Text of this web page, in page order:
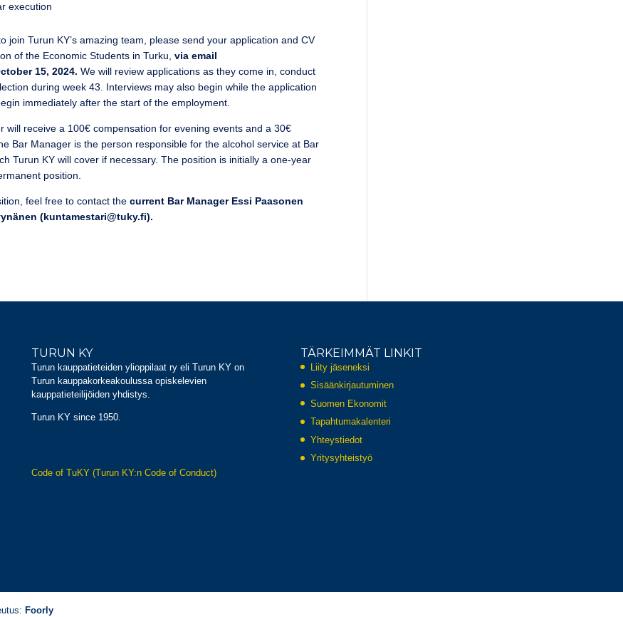
execution
join Turun KY’s amazing team, please send your application and CV
of the Economic Students in Turku,via email
15, 2024. We will review applications as they come in, conduct
during week 43. Interviews may also begin while the application
immediately after the start of the employment.
receive a 100€ compensation for evening events and a 30€
Bar Manager is the person responsible for the alcohol service at Bar
Turun KY will cover if necessary. The position is initially a one-year
position.
feel free to contact thecurrent Bar Manager Essi Paasonen
(kuntamestari@tuky.fi).
TURUN KY
Turun kauppatieteiden ylioppilaat ry eli Turun KY on
Turun kauppakorkeakoulussa opiskelevien
kauppatieteilijöiden yhdistys.
Turun KY since 1950.
Code of TuKY (Turun KY:n Code of Conduct)
TÄRKEIMMÄT LINKIT
Liity jäseneksi
Sisäänkirjautuminen
Suomen Ekonomit
Tapahtumakalenteri
Yhteystiedot
Yritysyhteistyö
Foorly